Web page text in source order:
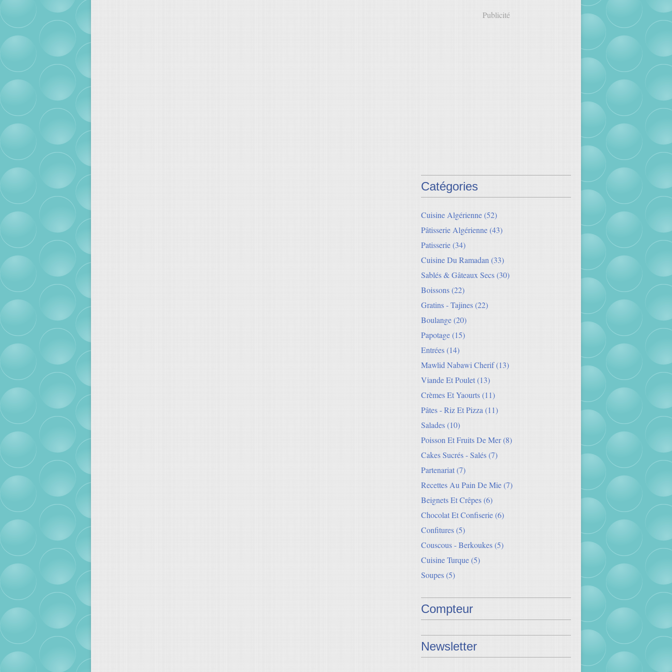
Publicité
Catégories
Cuisine Algérienne(52)
Pâtisserie Algérienne(43)
Patisserie(34)
Cuisine Du Ramadan (33)
Sablés & Gâteaux Secs(30)
Boissons(22)
Gratins - Tajines(22)
Boulange(20)
Papotage(15)
Entrées(14)
Mawlid Nabawi Cherif(13)
Viande Et Poulet(13)
Crèmes Et Yaourts(11)
Pâtes - Riz Et Pizza (11)
Salades(10)
Poisson Et Fruits De Mer(8)
Cakes Sucrés - Salés(7)
Partenariat(7)
Recettes Au Pain De Mie(7)
Beignets Et Crêpes(6)
Chocolat Et Confiserie(6)
Confitures(5)
Couscous - Berkoukes(5)
Cuisine Turque(5)
Soupes(5)
Compteur
Newsletter